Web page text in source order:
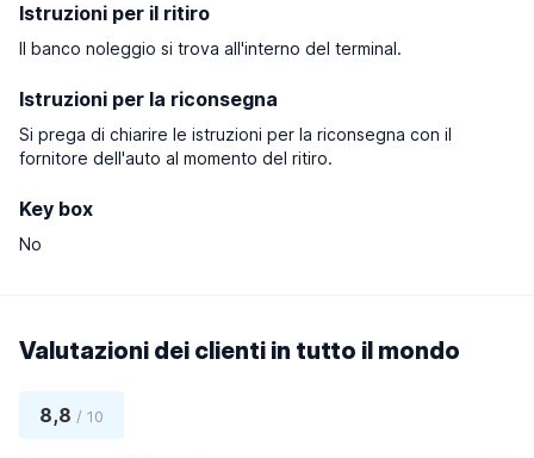
Istruzioni per il ritiro
Il banco noleggio si trova all'interno del terminal.
Istruzioni per la riconsegna
Si prega di chiarire le istruzioni per la riconsegna con il
fornitore dell'auto al momento del ritiro.
Key box
No
Valutazioni dei clienti in tutto il mondo
8,8 / 10